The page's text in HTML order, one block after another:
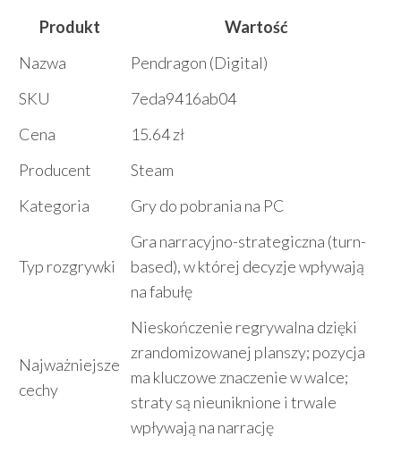
Produkt
Wartość
Nazwa
Pendragon (Digital)
SKU
7eda9416ab04
Cena
15.64 zł
Producent
Steam
Kategoria
Gry do pobrania na PC
Typ rozgrywki
Gra narracyjno-strategiczna (turn-
based), w której decyzje wpływają
na fabułę
Najważniejsze
cechy
Nieskończenie regrywalna dzięki
zrandomizowanej planszy; pozycja
ma kluczowe znaczenie w walce;
straty są nieuniknione i trwale
wpływają na narrację